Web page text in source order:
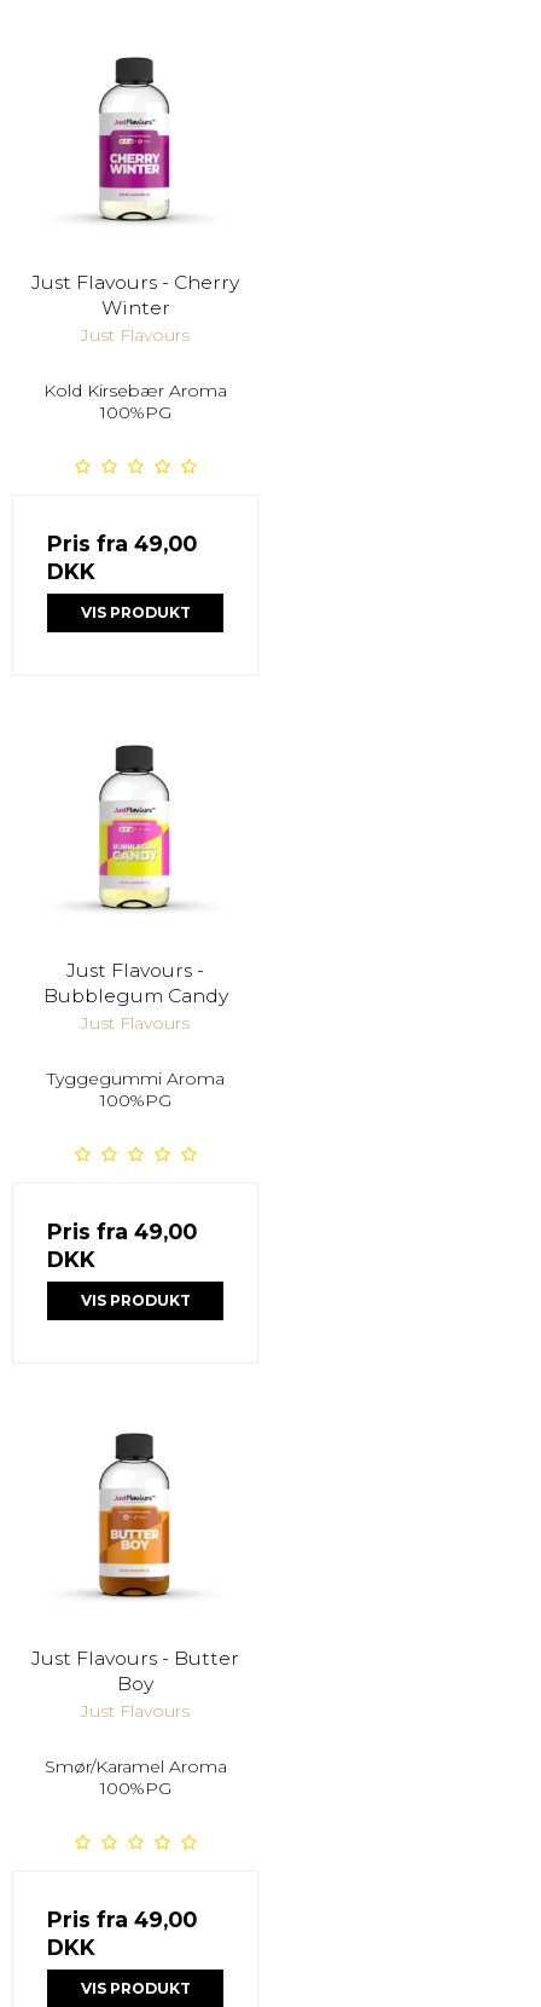
Just Flavours - Cherry
Winter
Just Flavours
Kold Kirsebær Aroma
100%PG
Pris fra 49,00
DKK
VIS PRODUKT
Just Flavours -
Bubblegum Candy
Just Flavours
Tyggegummi Aroma
100%PG
Pris fra 49,00
DKK
VIS PRODUKT
Just Flavours - Butter
Boy
Just Flavours
Smør/Karamel Aroma
100%PG
Pris fra 49,00
DKK
VIS PRODUKT